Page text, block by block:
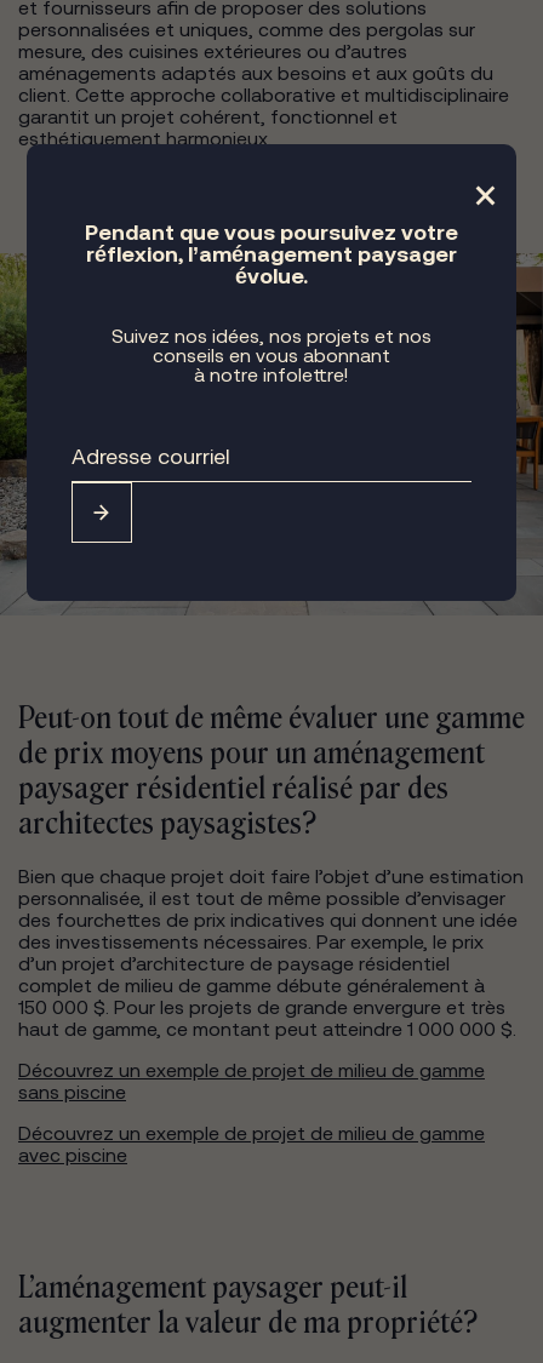
et fournisseurs afin de proposer des solutions
personnalisées et uniques, comme des pergolas sur
mesure, des cuisines extérieures ou d’autres
aménagements adaptés aux besoins et aux goûts du
client. Cette approche collaborative et multidisciplinaire
garantit un projet cohérent, fonctionnel et
esthétiquement harmonieux.
Peut-on tout de même évaluer une gamme
de prix moyens pour un aménagement
paysager résidentiel réalisé par des
architectes paysagistes?
Bien que chaque projet doit faire l’objet d’une estimation
personnalisée, il est tout de même possible d’envisager
des fourchettes de prix indicatives qui donnent une idée
des investissements nécessaires. Par exemple, le prix
d’un projet d’architecture de paysage résidentiel
complet de milieu de gamme débute généralement à
150 000 $. Pour les projets de grande envergure et très
haut de gamme, ce montant peut atteindre 1 000 000 $.
Découvrez un exemple de projet de milieu de gamme
sans piscine
Découvrez un exemple de projet de milieu de gamme
avec piscine
L’aménagement paysager peut-il
augmenter la valeur de ma propriété?
×
Pendant que vous poursuivez votre
réflexion, l’aménagement paysager
évolue.
Suivez nos idées, nos projets et nos
conseils en vous abonnant
à notre infolettre!